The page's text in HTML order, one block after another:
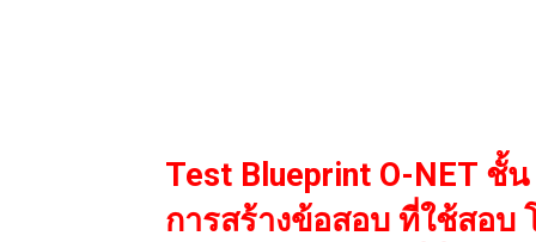
Test Blueprint O-NET ชั้
การสร้างข้อสอบ ที่ใช้สอบ